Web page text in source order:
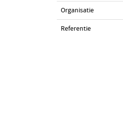
Organisatie
Referentie